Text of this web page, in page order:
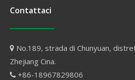
Contattaci
 No.189, strada di Chunyuan,
Zhejiang Cina.
 +86-18967829806